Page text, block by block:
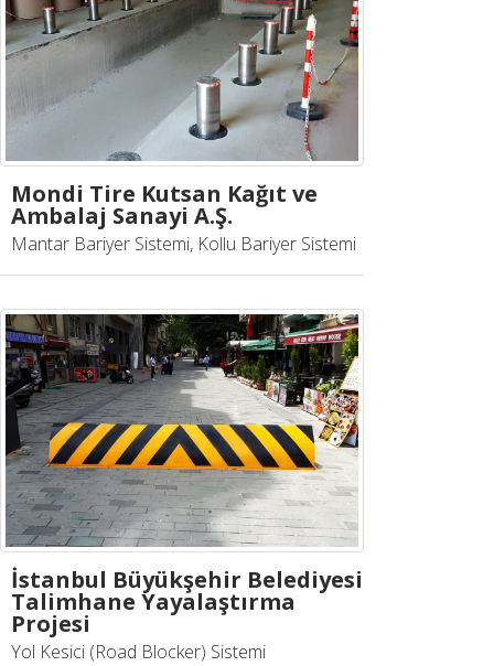
Mondi Tire Kutsan Kağıt ve
Ambalaj Sanayi A.Ş.
Mantar Bariyer Sistemi, Kollu Bariyer Sistemi
İstanbul Büyükşehir Belediyesi
Talimhane Yayalaştırma
Projesi
Yol Kesici (Road Blocker) Sistemi